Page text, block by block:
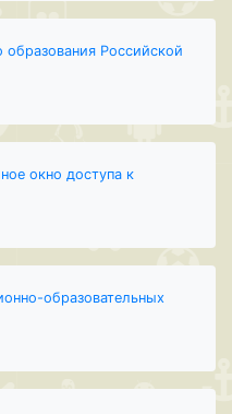
Российской
окно доступа к
образовательных